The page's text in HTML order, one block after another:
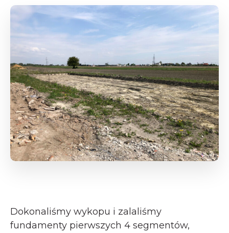
Dokonaliśmy wykopu i zalaliśmy
fundamenty pierwszych 4 segmentów,